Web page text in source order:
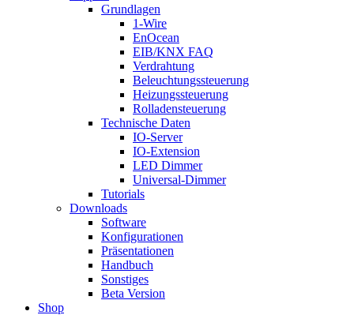
Grundlagen
1-Wire
EnOcean
EIB/KNX FAQ
Verdrahtung
Beleuchtungssteuerung
Heizungssteuerung
Rolladensteuerung
Technische Daten
IO-Server
IO-Extension
LED Dimmer
Universal-Dimmer
Tutorials
Downloads
Software
Konfigurationen
Präsentationen
Handbuch
Sonstiges
Beta Version
Shop